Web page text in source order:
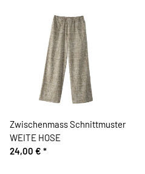
Zwischenmass Schnittmuster
WEITE HOSE
24,00 € *